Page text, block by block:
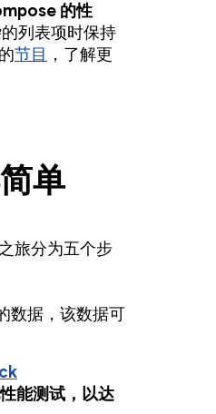
的性
列表项时保持
节目 ，了解更
单
旅分为五个步
数据，该数据可
能测试，以达